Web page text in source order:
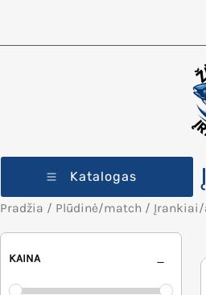
Katalogas
Pradžia / Plūdinė/match / Įrankiai/
KAINA